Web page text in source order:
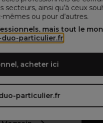
secteurs, ainsi qu’à ceux
ou pour d’autres.
mais tout le
particulier.fr
acheter ici
particulier.fr
Masque
LED
au panier